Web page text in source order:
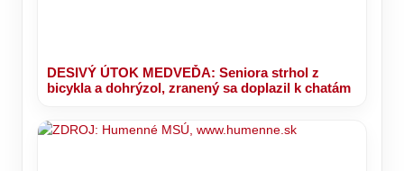
DESIVÝ ÚTOK MEDVEĎA: Seniora strhol z
bicykla a dohrýzol, zranený sa doplazil k chatám